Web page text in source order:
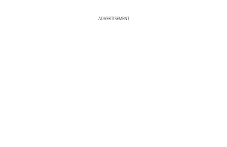
ADVERTISEMENT